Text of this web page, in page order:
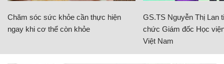
Chăm sóc sức khỏe cần thực hiện
ngay khi cơ thể còn khỏe
GS.TS Nguyễn Thị Lan
chức Giám đốc Học
Việt Nam